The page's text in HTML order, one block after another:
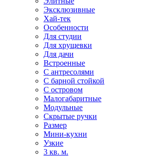
Эксклюзивные
Хай-тек
Особенности
Для студии
Для хрущевки
Для дачи
Встроенные
С антресолями
С барной стойкой
С островом
Малогабаритные
Модульные
Скрытые ручки
Размер
Мини-кухни
Узкие
3 кв. м.